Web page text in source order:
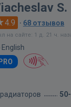
S.
4.9 · 68 отзывов
на сайте: 1 д. 21 ч.
English
PRO